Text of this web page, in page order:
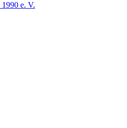
1990 e. V.